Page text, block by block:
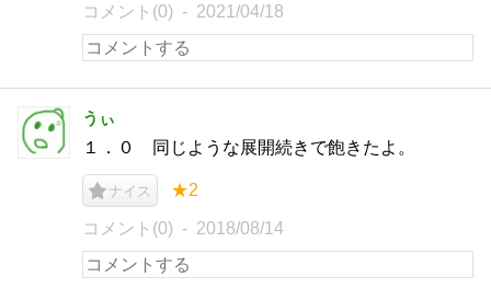
コメント(0) 2021/04/18
うぃ
１．０ 同じような展開続きで飽きたよ。
ナイス ★2
コメント(0) 2018/08/14